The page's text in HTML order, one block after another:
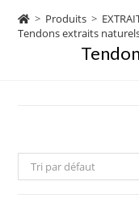
> Produits >
Tendons extraits
Tri par défaut